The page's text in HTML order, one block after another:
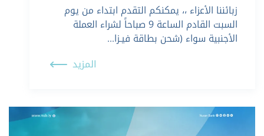
زبائننا الأعزاء ،، يمكنكم التقدم ابتداء من يوم
السبت القادم الساعة 9 صباحاً لشراء العملة
الأجنبية سواء (شحن بطاقة فيـزا…
المزيد